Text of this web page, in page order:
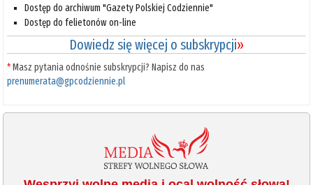
Dostęp do archiwum "Gazety Polskiej Codziennie"
Dostęp do felietonów on-line
Dowiedz się więcej o subskrypcji»
*Masz pytania odnośnie subskrypcji? Napisz do nas
prenumerata@gpcodziennie.pl